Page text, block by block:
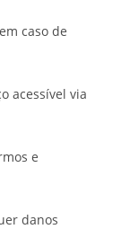
caso de
acessível via
e
danos